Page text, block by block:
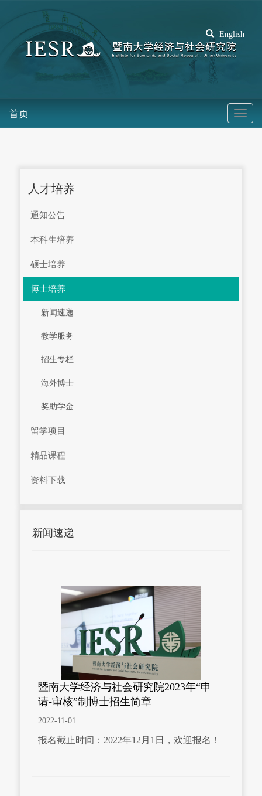
English
首页
人才培养
通知公告
本科生培养
硕士培养
博士培养
新闻速递
教学服务
招生专栏
海外博士
奖助学金
留学项目
精品课程
资料下载
新闻速递
暨南大学经济与社会研究院2023年“申
请-审核”制博士招生简章
2022-11-01
报名截止时间：2022年12月1日，欢迎报名！